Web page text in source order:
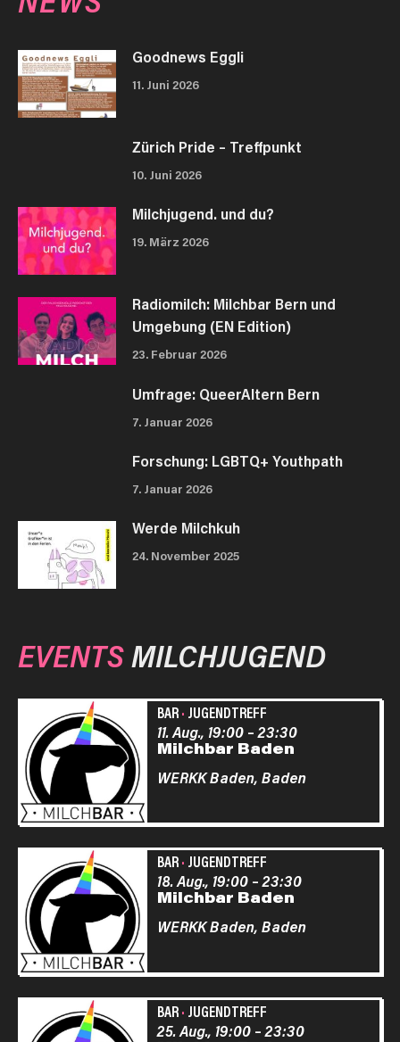
Goodnews Eggli
11. Juni 2026
Zürich Pride – Treffpunkt
10. Juni 2026
Milchjugend. und du?
19. März 2026
Radiomilch: Milchbar Bern und
Umgebung (EN Edition)
23. Februar 2026
Umfrage: QueerAltern Bern
7. Januar 2026
Forschung: LGBTQ+ Youthpath
7. Januar 2026
Werde Milchkuh
24. November 2025
EVENTSMILCHJUGEND
BAR· JUGENDTREFF
Milchbar Baden
11. Aug., 19:00–23:30
WERKK Baden, Baden
BAR· JUGENDTREFF
Milchbar Baden
18. Aug., 19:00–23:30
WERKK Baden, Baden
BAR· JUGENDTREFF
25. Aug., 19:00–23:30